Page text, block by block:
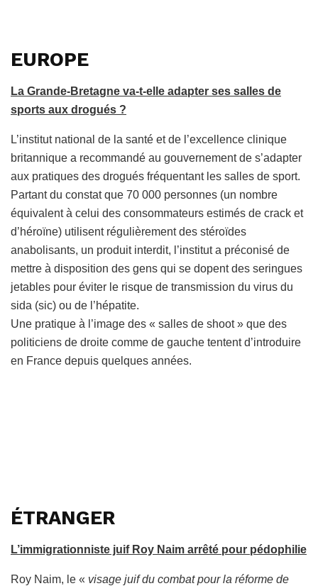
EUROPE
La Grande-Bretagne va-t-elle adapter ses salles de
sports aux drogués ?
L’institut national de la santé et de l’excellence clinique
britannique a recommandé au gouvernement de s’adapter
aux pratiques des drogués fréquentant les salles de sport.
Partant du constat que 70 000 personnes (un nombre
équivalent à celui des consommateurs estimés de crack et
d’héroïne) utilisent régulièrement des stéroïdes
anabolisants, un produit interdit, l’institut a préconisé de
mettre à disposition des gens qui se dopent des seringues
jetables pour éviter le risque de transmission du virus du
sida (sic) ou de l’hépatite.
Une pratique à l’image des « salles de shoot » que des
politiciens de droite comme de gauche tentent d’introduire
en France depuis quelques années.
ÉTRANGER
L’immigrationniste juif Roy Naim arrêté pour pédophilie
Roy Naim, le « visage juif du combat pour la réforme de